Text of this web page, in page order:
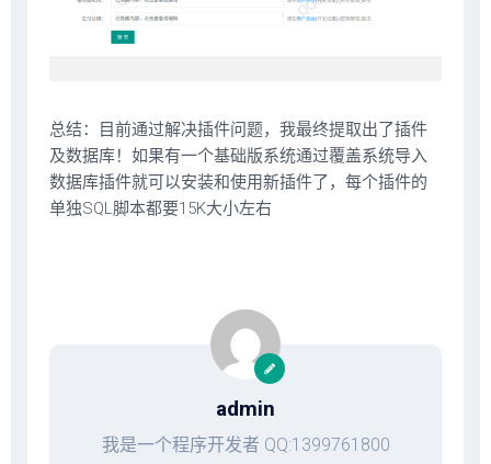
总结：目前通过解决插件问题，我最终提取出了插件
及数据库！如果有一个基础版系统通过覆盖系统导入
数据库插件就可以安装和使用新插件了，每个插件的
单独SQL脚本都要15K大小左右
admin
我是一个程序开发者 QQ:1399761800